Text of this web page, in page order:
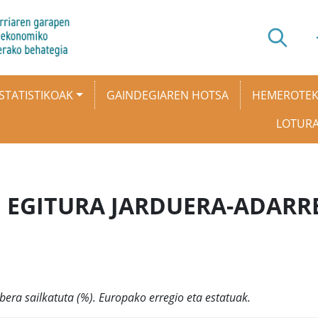
GAINDEGIAREN HOTSA
JARDUERA-
sailkatuta (%). Europako erregio eta estatuak.